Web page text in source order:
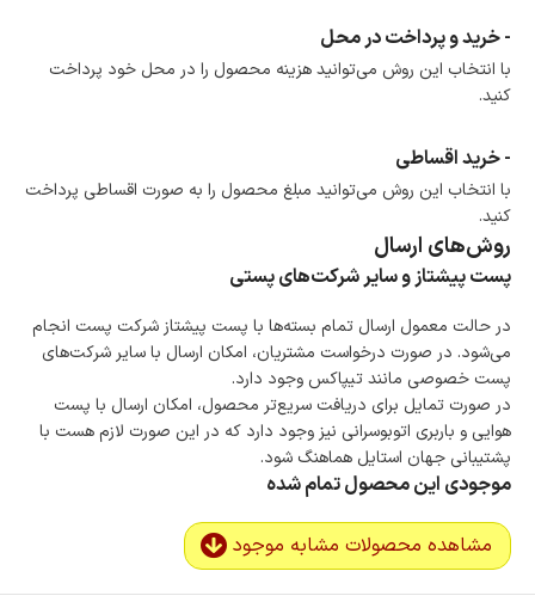
- خرید و پرداخت در محل
با انتخاب این روش می‌توانید هزینه محصول را در محل خود پرداخت
کنید.
- خرید اقساطی
با انتخاب این روش می‌توانید مبلغ محصول را به صورت اقساطی پرداخت
کنید.
روش‌های ارسال
پست پیشتاز و سایر شرکت‌های پستی
در حالت معمول ارسال تمام بسته‌ها با پست پیشتاز شرکت پست انجام
می‌شود. در صورت درخواست مشتریان، امکان ارسال با سایر شرکت‌های
پست خصوصی مانند تیپاکس وجود دارد.
در صورت تمایل برای دریافت سریع‌تر محصول، امکان ارسال با پست
هوایی و باربری اتوبوسرانی نیز وجود دارد که در این صورت لازم هست با
پشتیبانی جهان استایل هماهنگ شود.
موجودی این محصول تمام شده
مشاهده محصولات مشابه موجود